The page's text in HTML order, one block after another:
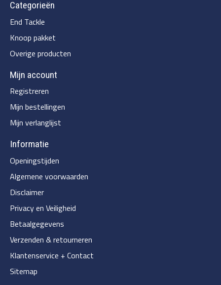
Categorieën
End Tackle
Knoop pakket
Overige producten
Mijn account
Registreren
Mijn bestellingen
Mijn verlanglijst
Informatie
Openingstijden
Algemene voorwaarden
Disclaimer
Privacy en Veiligheid
Betaalgegevens
Verzenden & retourneren
Klantenservice + Contact
Sitemap